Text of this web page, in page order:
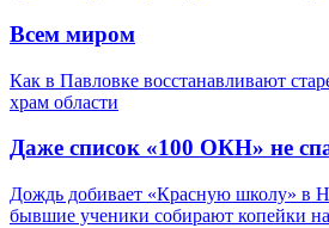
Всем миром
Как в Павловке восстанавливают
храм области
Даже список «100 ОКН» не
Дождь добивает «Красную школу» в
бывшие ученики собирают копейки на